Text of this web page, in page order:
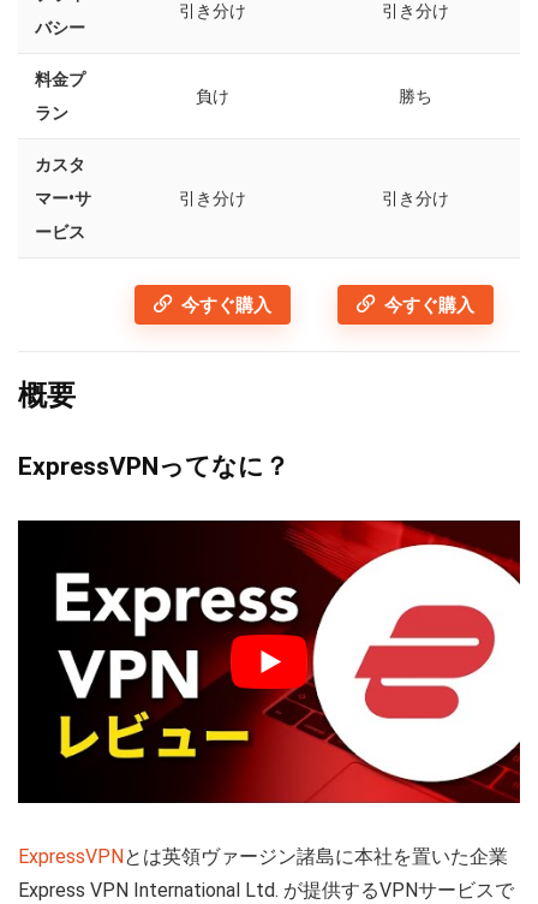
バシー
引き分け 引き分け
料金プ
ラン
負け 勝ち
カスタ
マー•サ
ービス
引き分け 引き分け
今すぐ購入 今すぐ購入
概要
ExpressVPNってなに？
ExpressVPNとは英領ヴァージン諸島に本社を置いた企業
Express VPN International Ltd. が提供するVPNサービスで